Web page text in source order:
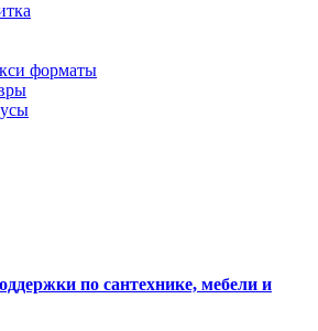
форматы
по сантехнике, мебели и